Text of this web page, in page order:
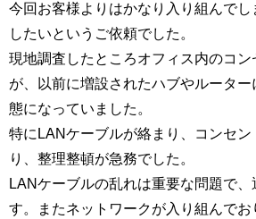
今回お客様よりはかなり入り組んで
したいというご依頼でした。
現地調査したところオフィス内のコ
が、以前に増設されたハブやルータ
態になっていました。
特にLANケーブルが絡まり、コンセ
り、整理整頓が急務でした。
LANケーブルの乱れは重要な問題で
す。またネットワークが入り組んで